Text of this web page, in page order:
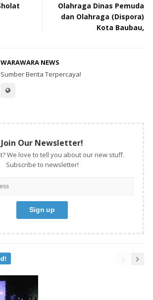
Olahraga Dinas Pemuda
dan Olahraga (Dispora)
Kota Baubau,
WARAWARA NEWS
Sumber Berita Terpercaya!
Join Our Newsletter!
We love to tell you about our new stuff.
Subscribe to newsletter!